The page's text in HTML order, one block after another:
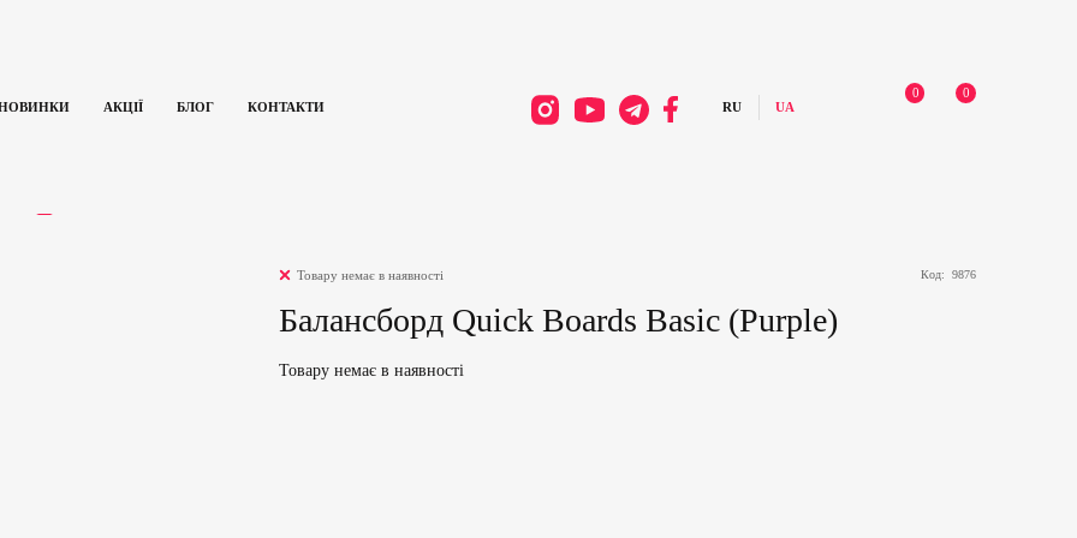
АКЦІЇ БЛОГ КОНТАКТИ
0 0
Товару немає в наявності Код: 9876
Балансборд Quick Boards Basic (Purple)
Товару немає в наявності